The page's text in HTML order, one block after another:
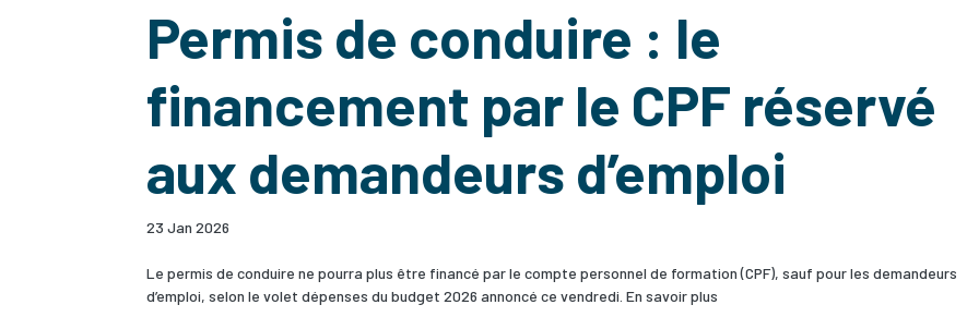
Permis de conduire : le
financement par le CPF réservé
aux demandeurs d’emploi
23 Jan 2026
Le permis de conduire ne pourra plus être financé par le compte personnel de formation (CPF), sauf pour les demandeurs
d’emploi, selon le volet dépenses du budget 2026 annoncé ce vendredi. En savoir plus